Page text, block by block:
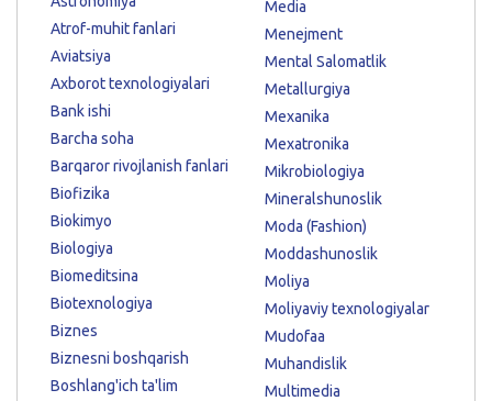
Atrof-muhit fanlari
Aviatsiya
Axborot texnologiyalari
Bank ishi
Barcha soha
Barqaror rivojlanish fanlari
Biofizika
Biokimyo
Biologiya
Biomeditsina
Biotexnologiya
Biznes
Biznesni boshqarish
Boshlang'ich ta'lim
Media
Menejment
Mental Salomatlik
Metallurgiya
Mexanika
Mexatronika
Mikrobiologiya
Mineralshunoslik
Moda (Fashion)
Moddashunoslik
Moliya
Moliyaviy texnologiyalar
Mudofaa
Muhandislik
Multimedia